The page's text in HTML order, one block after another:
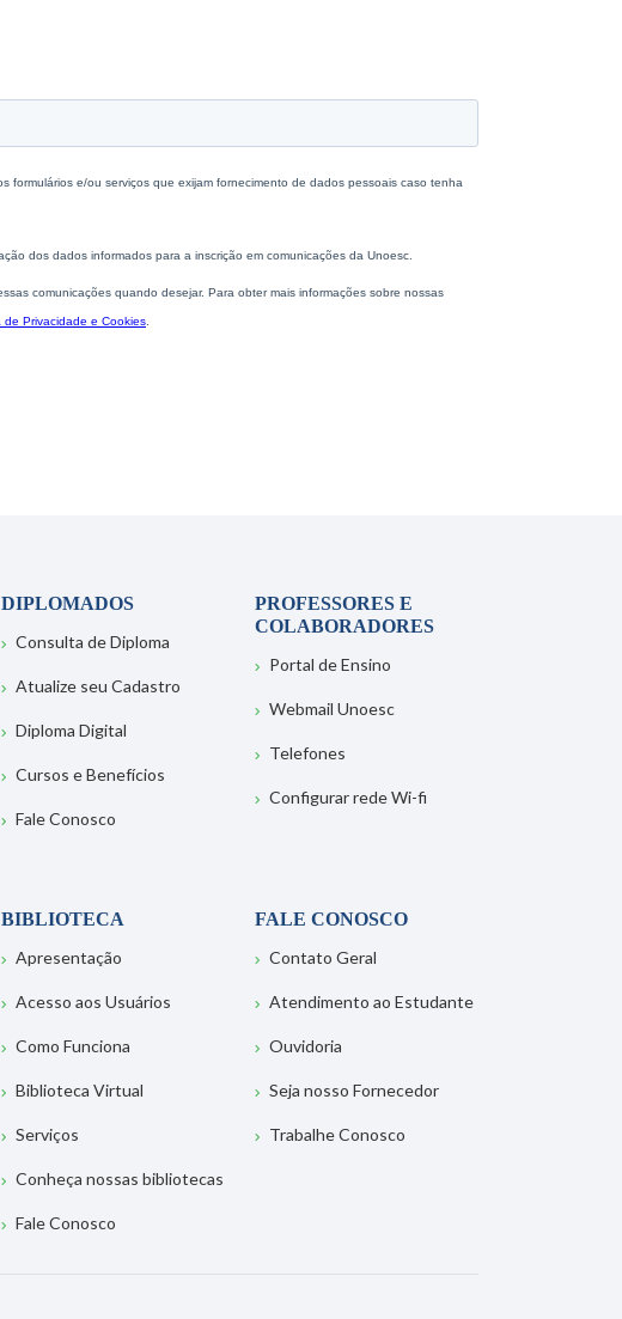
DIPLOMADOS
Consulta de Diploma
Atualize seu Cadastro
Diploma Digital
Cursos e Benefícios
Fale Conosco
PROFESSORES E
COLABORADORES
Portal de Ensino
Webmail Unoesc
Telefones
Configurar rede Wi-fi
BIBLIOTECA
Apresentação
Acesso aos Usuários
Como Funciona
Biblioteca Virtual
Serviços
Conheça nossas bibliotecas
Fale Conosco
FALE CONOSCO
Contato Geral
Atendimento ao Estudante
Ouvidoria
Seja nosso Fornecedor
Trabalhe Conosco